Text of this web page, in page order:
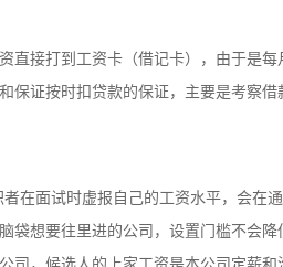
直接打到工资卡（借记卡），由于是
保证按时扣贷款的保证，主要是考察借
在面试时虚报自己的工资水平，会在
袋想要往里进的公司，设置门槛不会